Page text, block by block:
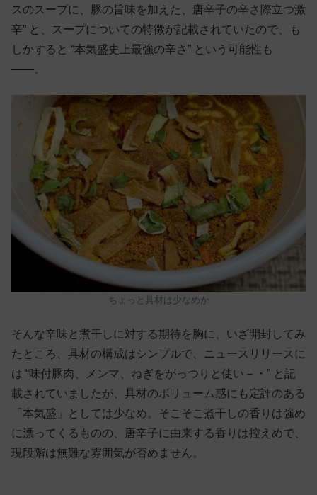
スのスープに、豚の旨味を加えた、唐辛子の辛さ際立つ激
辛” と、スープについての特徴が記載されていたので、も
しかすると “本気盛史上最強の辛さ” という可能性も
——。
ちょっと具材は少なめか
そんな辛味と煮干しに対する期待を胸に、いざ開封してみ
たところ、具材の構成はシンプルで、ニュースリリースに
は “味付豚肉、メンマ、ねぎをがっつりと使い－・” と記
載されていましたが、具材のボリューム感にも定評のある
「本気盛」としては少なめ。そこそこ煮干しの香りは強め
に漂ってくるものの、唐辛子に由来する香りは控えめで、
現段階は無難な雰囲気が否めません。